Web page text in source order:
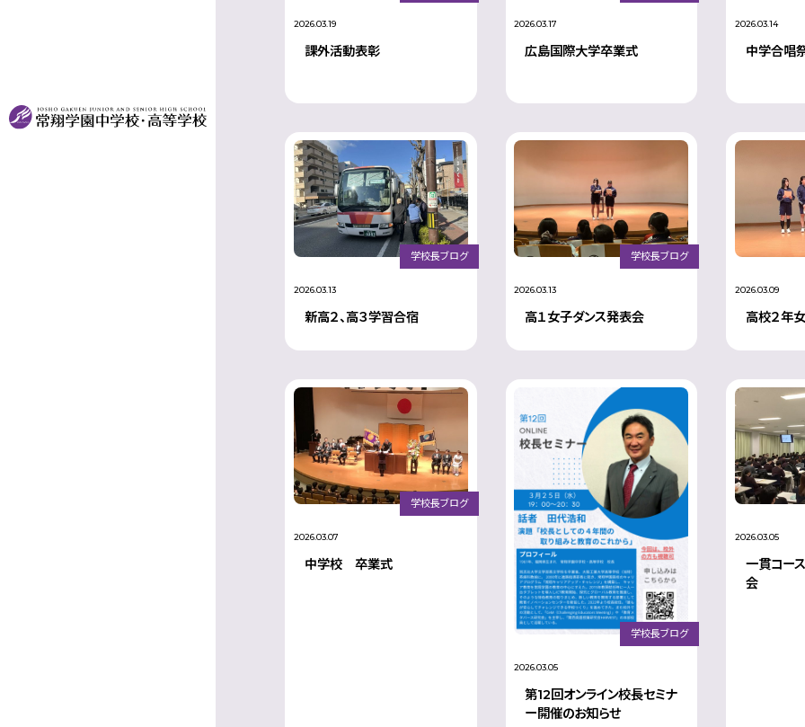
2026.03.19
課外活動表彰
2026.03.17
広島国際大学卒業式
2026.03.14
中学合唱
2026.03.13
学校長ブログ
新高２、高３学習合宿
2026.03.13
学校長ブログ
高１女子ダンス発表会
2026.03.09
高校２年
2026.03.07
学校長ブログ
中学校 卒業式
2026.03.05
学校長ブログ
第12回オンライン校長セミナ
ー開催のお知らせ
2026.03.05
一貫コー
会